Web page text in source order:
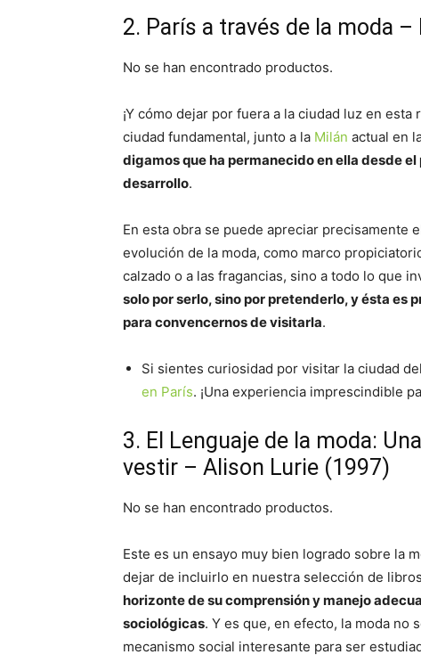
2. París a través de la moda
No se han encontrado productos.
¡Y cómo dejar por fuera a la ciudad luz en
ciudad fundamental, junto a la Milán actual en
digamos que ha permanecido en ella desde
desarrollo.
En esta obra se puede apreciar precisamente
evolución de la moda, como marco
calzado o a las fragancias, sino a todo lo que
solo por serlo, sino por pretenderlo, y ésta es
para convencernos de visitarla.
Si sientes curiosidad por visitar la ciudad
en París. ¡Una experiencia imprescindible
3. El Lenguaje de la moda:
vestir – Alison Lurie (1997)
No se han encontrado productos.
Este es un ensayo muy bien logrado sobre la
dejar de incluirlo en nuestra selección de
horizonte de su comprensión y manejo
sociológicas. Y es que, en efecto, la moda no
mecanismo social interesante para ser